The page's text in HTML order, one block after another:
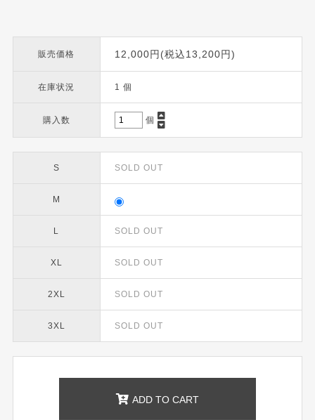
販売価格 12,000円(税込13,200円)
在庫状況 1 個
購入数 個
S SOLD OUT
M
L SOLD OUT
XL SOLD OUT
2XL SOLD OUT
3XL SOLD OUT
ADD TO CART